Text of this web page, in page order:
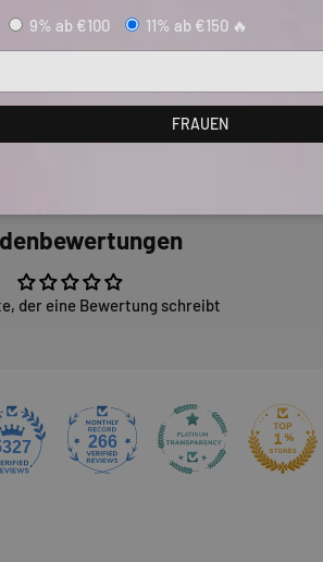
der eine Bewertung schreibt
266
9% ab €100 11% ab €150 🔥
FRAUEN